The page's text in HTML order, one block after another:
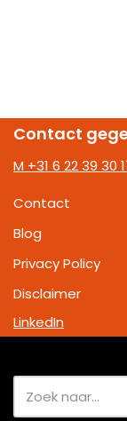
Contact
M +31 6 22 39 30
Contact
Blog
Privacy Policy
Disclaimer
LinkedIn